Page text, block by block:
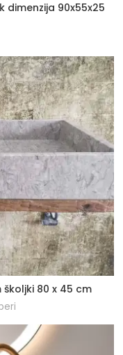
dimenzija 90x55x25
80 x 45 cm